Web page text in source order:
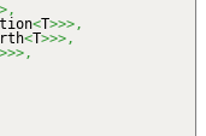
<T>>>,
<T>>>,
>>>,